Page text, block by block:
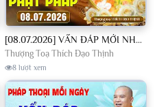
[08.07.2026] VẤN ĐÁP MỚI NHẤT - Pháp Hội Địa Tạng Chùa Khai Nguyên | TT. Thích Đạo Thịnh
Thượng Toạ Thích Đạo Thịnh
8 lượt xem